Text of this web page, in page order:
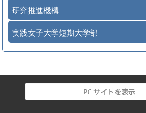
研究推進機構
実践女子大学短期大学部